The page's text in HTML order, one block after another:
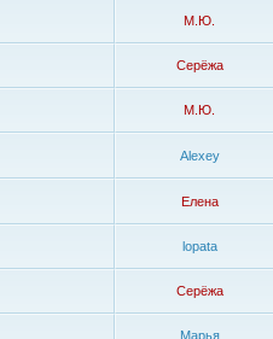
М.Ю.
Серёжа
М.Ю.
Alexey
Елена
lopata
Серёжа
Марья